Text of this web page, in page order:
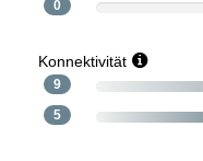
0
Konnektivität
9
5